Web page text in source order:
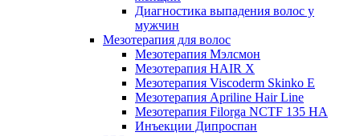
Диагностика выпадения волос у
мужчин
Мезотерапия для волос
Мезотерапия Мэлсмон
Мезотерапия HAIR X
Мезотерапия Viscoderm Skinko E
Мезотерапия Apriline Hair Line
Мезотерапия Filorga NCTF 135 HA
Инъекции Дипроспан